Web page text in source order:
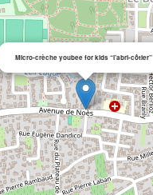
Micro-crèche youbee for kids “l’abri-côtier”